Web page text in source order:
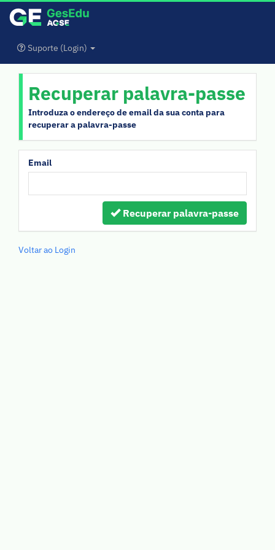
Suporte (Login)
Recuperar palavra-passe
Introduza o endereço de email da sua conta para
recuperar a palavra-passe
Email
Recuperar palavra-passe
Voltar ao Login